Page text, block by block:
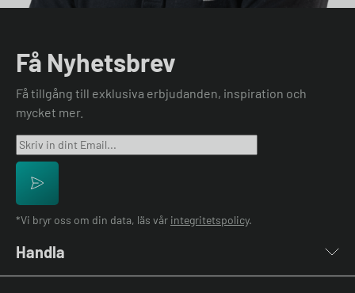
Få Nyhetsbrev
Få tillgång till exklusiva erbjudanden, inspiration och
mycket mer.
*Vi bryr oss om din data, läs vår integritetspolicy.
Handla